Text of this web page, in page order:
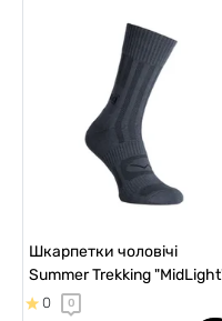
Шкарпетки чоловічі
Summer Trekking "MidLight",
темно-сірі
0 0